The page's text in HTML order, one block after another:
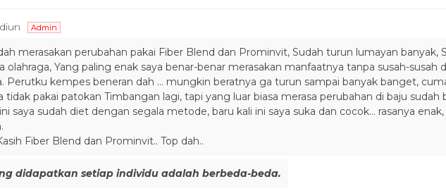
Admin
merasakan perubahan pakai Fiber Blend dan Prominvit, Sudah turun lumayan banyak,
olahraga, Yang paling enak saya benar-benar merasakan manfaatnya tanpa susah-
Perutku kempes beneran dah … mungkin beratnya ga turun sampai banyak banget,
tidak pakai patokan Timbangan lagi, tapi yang luar biasa merasa perubahan di baju sudah
saya sudah diet dengan segala metode, baru kali ini saya suka dan cocok… rasanya
Fiber Blend dan Prominvit.. Top dah..
didapatkan setiap individu adalah berbeda-beda.